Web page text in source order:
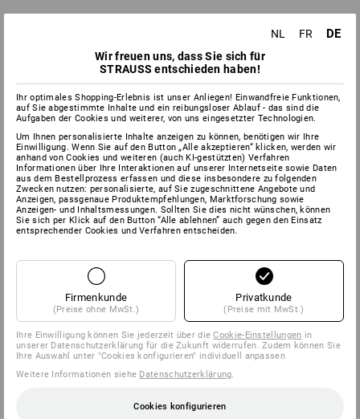
NL FR DE
Wir freuen uns, dass Sie sich für
STRAUSS entschieden haben!
Ihr optimales Shopping-Erlebnis ist unser Anliegen! Einwandfreie Funktionen,
auf Sie abgestimmte Inhalte und ein reibungsloser Ablauf - das sind die
Aufgaben der Cookies und weiterer, von uns eingesetzter Technologien.
Um Ihnen personalisierte Inhalte anzeigen zu können, benötigen wir Ihre
Einwilligung. Wenn Sie auf den Button „Alle akzeptieren“ klicken, werden wir
anhand von Cookies und weiteren (auch KI-gestützten) Verfahren
Informationen über Ihre Interaktionen auf unserer Internetseite sowie Daten
aus dem Bestellprozess erfassen und diese insbesondere zu folgenden
Zwecken nutzen: personalisierte, auf Sie zugeschnittene Angebote und
Anzeigen, passgenaue Produktempfehlungen, Marktforschung sowie
Anzeigen- und Inhaltsmessungen. Sollten Sie dies nicht wünschen, können
Sie sich per Klick auf den Button “Alle ablehnen” auch gegen den Einsatz
entsprechender Cookies und Verfahren entscheiden.
Firmenkunde
(Preise ohne MwSt.)
Privatkunde
(Preise mit MwSt.)
Ihre Einwilligung können Sie jederzeit über dieCookie-Einstellungen in
unserer Datenschutzerklärung für die Zukunft widerrufen. Zudem können Sie
Ihre Auswahl unter "Cookies konfigurieren" individuell anpassen
Weitere Informationen siehe Datenschutzerklärung.
Cookies konfigurieren